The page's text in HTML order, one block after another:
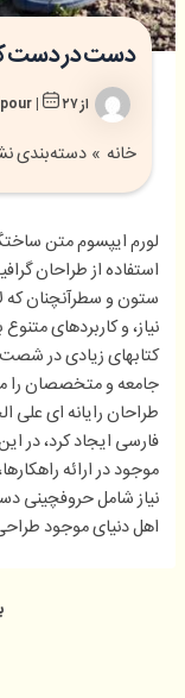
دست در دست
از | ۲۷ دی ۱۴۰۳
خانه دسته‌بندی
لورم ایپسوم متن
استفاده از طراحان
ستون و سطرآنچنان که
نیاز، و کاربردهای
کتابهای زیادی در
جامعه و متخصصان را می
طراحان رایانه ای علی
فارسی ایجاد کرد، در
موجود در ارائه
نیاز شامل حروفچینی
اهل دنیای موجود طراحی